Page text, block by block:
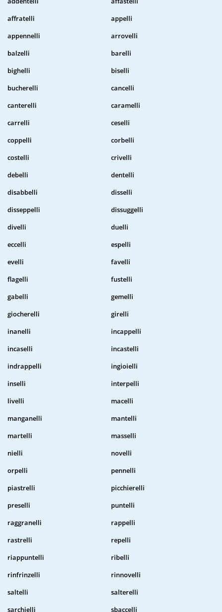
affratelli
appelli
appennelli
arrovelli
balzelli
barelli
bighelli
biselli
bucherelli
cancelli
canterelli
caramelli
carrelli
ceselli
coppelli
corbelli
costelli
crivelli
debelli
dentelli
disabbelli
disselli
disseppelli
dissuggelli
divelli
duelli
eccelli
espelli
evelli
favelli
flagelli
fustelli
gabelli
gemelli
giocherelli
girelli
inanelli
incappelli
incaselli
incastelli
indrappelli
ingioielli
inselli
interpelli
livelli
macelli
manganelli
mantelli
martelli
masselli
nielli
novelli
orpelli
pennelli
piastrelli
picchierelli
preselli
puntelli
raggranelli
rappelli
rastrelli
repelli
riappuntelli
ribelli
rinfrinzelli
rinnovelli
saltelli
salterelli
sarchielli
sbaccelli